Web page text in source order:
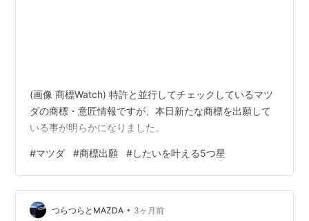
(画像 商標Watch) 特許と並行してチェックしているマツ
ダの商標・意匠情報ですが、本日新たな商標を出願して
いる事が明らかになりました。
#マツダ #商標出願 #したいを叶える5つ星
つらつらとMAZDA • 3ヶ月前